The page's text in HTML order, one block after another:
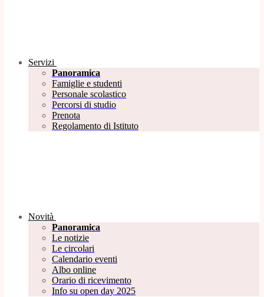
Servizi
Panoramica
Famiglie e studenti
Personale scolastico
Percorsi di studio
Prenota
Regolamento di Istituto
Novità
Panoramica
Le notizie
Le circolari
Calendario eventi
Albo online
Orario di ricevimento
Info su open day 2025